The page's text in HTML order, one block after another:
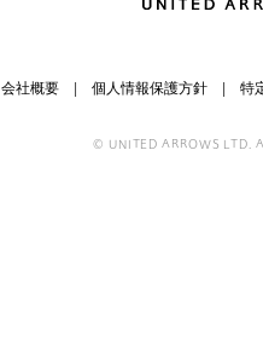
会社概要 個人情報保護方針 特
© UNITED ARROWS LTD.